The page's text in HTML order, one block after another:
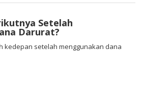
Setelah
Darurat?
kedepan setelah menggunakan dana